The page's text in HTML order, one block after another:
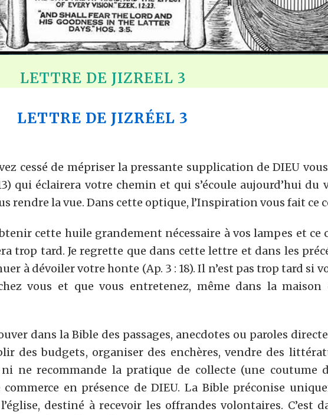
LETTRE DE JIZREEL 3
LETTRE DE JIZRÉEL 3
cessé de mépriser la pressante supplication de DIEU
qui éclairera votre chemin et qui s’écoule aujourd’hui du
rendre la vue. Dans cette optique, l’Inspiration vous fait ce
cette huile grandement nécessaire à vos lampes et ce
trop tard. Je regrette que dans cette lettre et dans les
à dévoiler votre honte (Ap. 3 : 18). Il n’est pas trop tard si
vous et que vous entretenez, même dans la maison
dans la Bible des passages, anecdotes ou paroles
des budgets, organiser des enchères, vendre des
ne recommande la pratique de collecte (une coutume
en présence de DIEU. La Bible préconise
destiné à recevoir les offrandes volontaires. C’est